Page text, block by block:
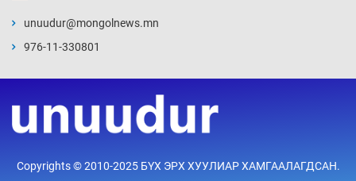
Уржигдар 13 цаг 00 мин
Уржигдар 12 цаг 30 мин
үйлчилж буй гэв
unuudur@mongolnews.mn
976-11-330801
Copyrights © 2010-2025 БҮХ ЭРХ ХУУЛИАР ХАМГААЛАГДСАН.